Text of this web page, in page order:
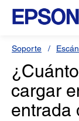
Soporte
cargar
entrada